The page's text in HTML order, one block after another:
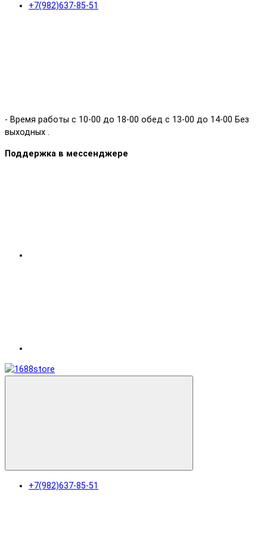
+7(982)637-85-51
- Время работы с 10-00 до 18-00 обед с 13-00 до 14-00 Без
выходных .
Поддержка в мессенджере
+7(982)637-85-51